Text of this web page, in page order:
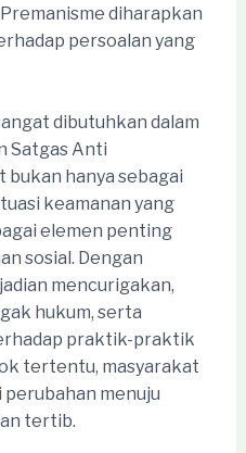
diharapkan
persoalan yang
dibutuhkan dalam
Satgas Anti
bukan hanya sebagai
keamanan yang
elemen penting
sosial. Dengan
mencurigakan,
hukum, serta
praktik-praktik
tertentu, masyarakat
menuju
tertib.